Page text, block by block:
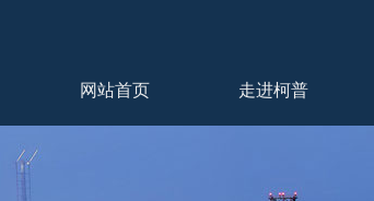
网站首页 走进柯普